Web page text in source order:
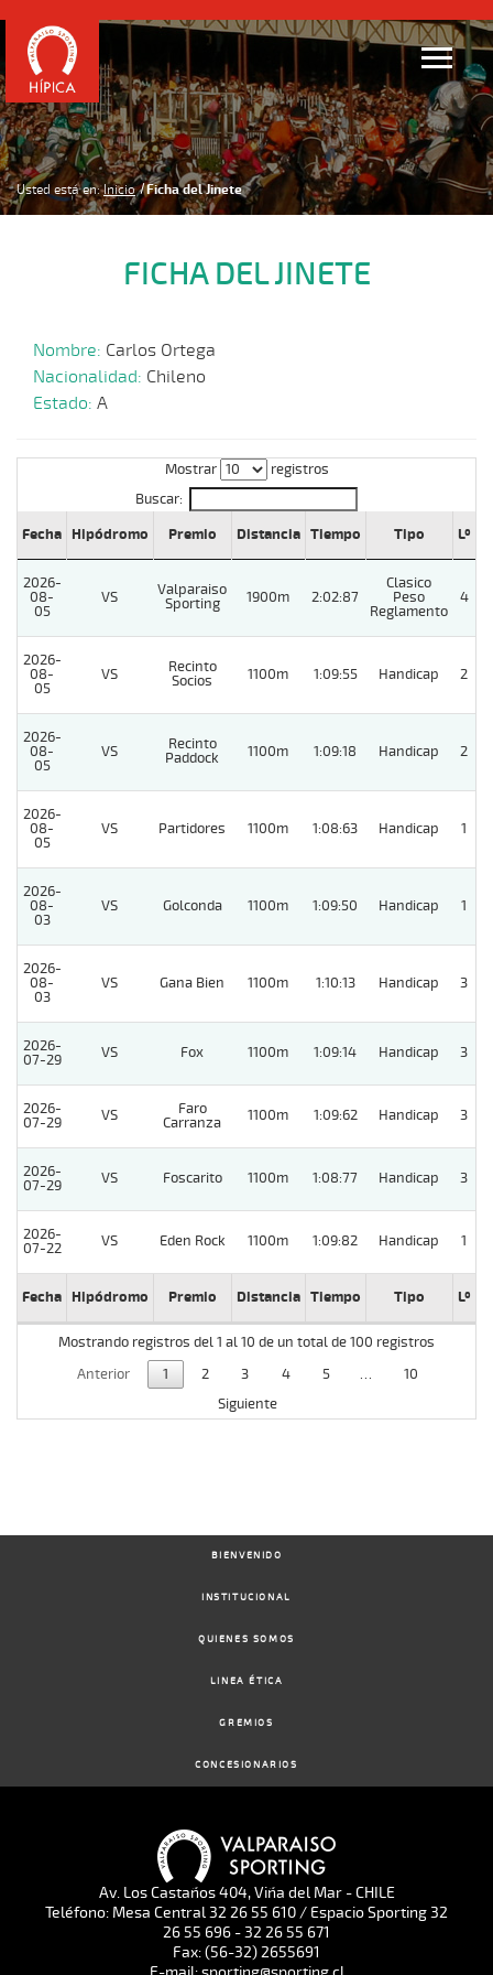
Usted está en: Inicio Ficha del Jinete
FICHA DEL JINETE
Nombre: Carlos Ortega
Nacionalidad: Chileno
Estado: A
Mostrar
registros
Buscar:
Fecha
Hipódromo Premio Distancia Tiempo Tipo Lº
2026-
08-
05
VS
Valparaiso
Sporting
1900m 2:02:87
Clasico
Peso
Reglamento
4
2026-
08-
05
VS
Recinto
Socios
1100m 1:09:55 Handicap 2
2026-
08-
05
VS
Recinto
Paddock
1100m 1:09:18 Handicap 2
2026-
08-
05
VS Partidores 1100m 1:08:63 Handicap 1
2026-
08-
03
VS Golconda 1100m 1:09:50 Handicap 1
2026-
08-
03
VS Gana Bien 1100m 1:10:13 Handicap 3
2026-
07-29
VS Fox 1100m 1:09:14 Handicap 3
2026-
07-29
VS
Faro
Carranza
1100m 1:09:62 Handicap 3
2026-
07-29
VS Foscarito 1100m 1:08:77 Handicap 3
2026-
07-22
VS Eden Rock 1100m 1:09:82 Handicap 1
Fecha Hipódromo Premio Distancia Tiempo Tipo Lº
Mostrando registros del 1 al 10 de un total de 100 registros
Anterior
1 2 3 4 5 …
10
Siguiente
BIENVENIDO
INSTITUCIONAL
QUIENES SOMOS
LINEA ÉTICA
GREMIOS
CONCESIONARIOS
Av. Los Castaños 404, Viña del Mar - CHILE
Teléfono: Mesa Central 32 26 55 610 / Espacio Sporting 32
26 55 696 - 32 26 55 671
Fax: (56-32) 2655691